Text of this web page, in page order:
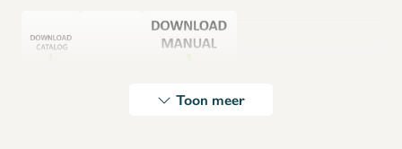
Toon meer